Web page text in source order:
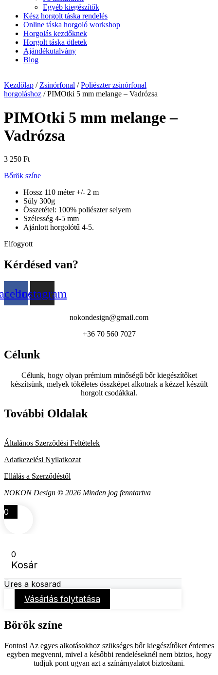
Egyéb kiegészítők
Kész horgolt táska rendelés
Online táska horgoló workshop
Horgolás kezdőknek
Horgolt táska ötletek
Ajándékutalvány
Blog
Kezdőlap / Zsinórfonal /Poliészter zsinórfonal
horgoláshoz / PIMOtki 5 mm melange – Vadrózsa
PIMOtki 5 mm melange –
Vadrózsa
3 250 Ft
Bőrök színe
Hossz 110 méter +/- 2 m
Súly 300g
Összetétel: 100% poliészter selyem
Szélesség 4-5 mm
Ajánlott horgolótű 4-5.
Elfogyott
Kérdésed van?
Instagram
nokondesign@gmail.com
+36 70 560 7027
Célunk
Célunk, hogy olyan prémium minőségű bőr kiegészítőket
készítsünk, melyek tökéletes összképet alkotnak a kézzel készült
horgolt csodákkal.
További Oldalak
Általános Szerződési Feltételek
Adatkezelési Nyilatkozat
Ellálás a Szerződéstől
NOKON Design © 2026 Minden jog fenntartva
0
0
Kosár
Üres a kosarad
Vásárlás folytatása
Börök színe
Fontos! Az egyes alkotásokhoz szükséges bőr kiegészítőket érdemes
egyben megvenni, mivel a későbbi rendeléseknél nem biztos, hogy
tudjuk pont ugyan azt a színárnyalatot biztosítani.